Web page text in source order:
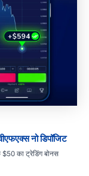
नो डिपॉजिट
$50 का ट्रेडिंग बोनस